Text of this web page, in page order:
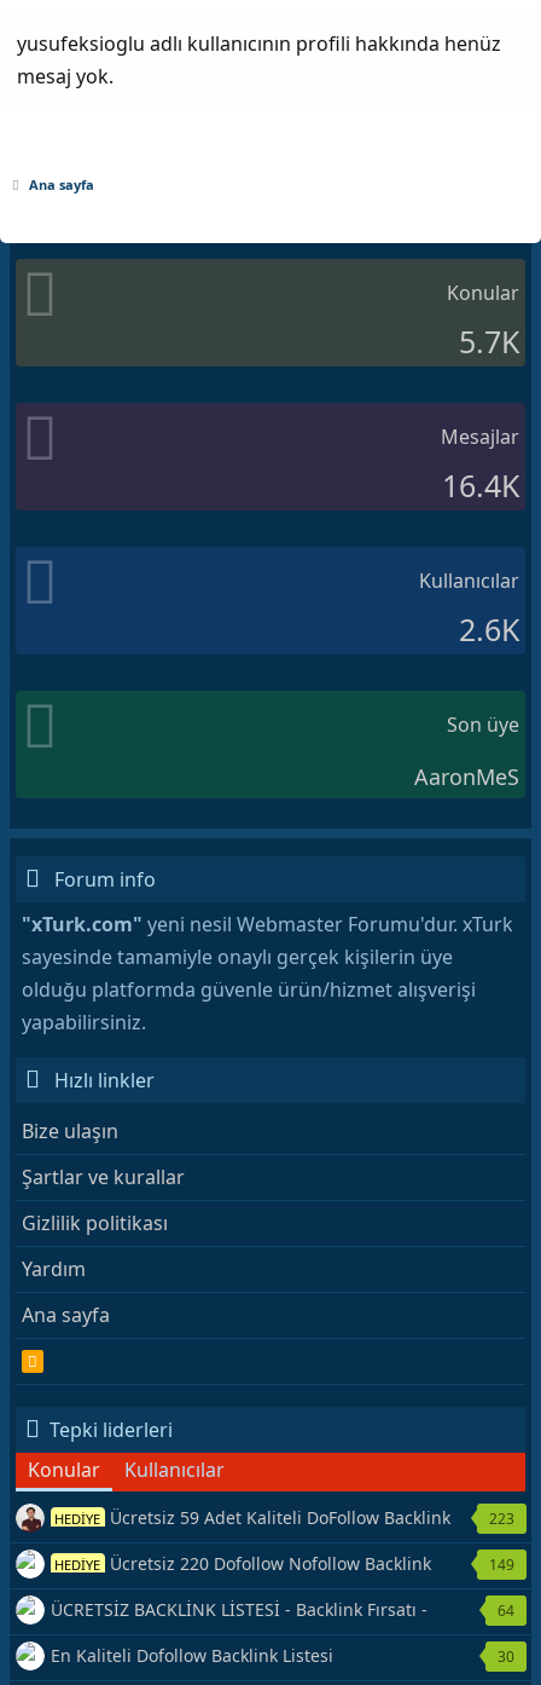
yusufeksioglu adlı kullanıcının profili hakkında henüz
mesaj yok.
Ana sayfa
Konular
5.7K
Mesajlar
16.4K
Kullanıcılar
2.6K
Son üye
AaronMeS
Forum info
"xTurk.com" yeni nesil Webmaster Forumu'dur. xTurk
sayesinde tamamiyle onaylı gerçek kişilerin üye
olduğu platformda güvenle ürün/hizmet alışverişi
yapabilirsiniz.
Hızlı linkler
Bize ulaşın
Şartlar ve kurallar
Gizlilik politikası
Yardım
Ana sayfa
S
Tepki liderleri
Konular
Kullanıcılar
HEDİYE Ücretsiz 59 Adet Kaliteli DoFollow Backlink
Kaynağı Veriyorum.
223
HEDİYE Ücretsiz 220 Dofollow Nofollow Backlink
Veriyorum
149
ÜCRETSİZ BACKLİNK LİSTESİ - Backlink Fırsatı -
Hemen Yetiş!
64
En Kaliteli Dofollow Backlink Listesi 30